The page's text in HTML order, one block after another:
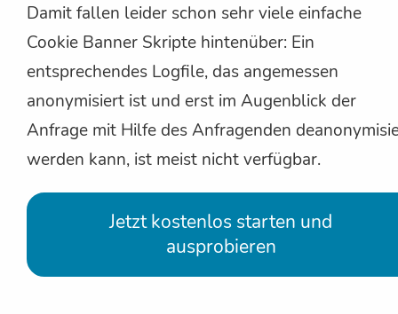
Damit fallen leider schon sehr viele einfache
Cookie Banner Skripte hintenüber: Ein
entsprechendes Logfile, das angemessen
anonymisiert ist und erst im Augenblick der
Anfrage mit Hilfe des Anfragenden
werden kann, ist meist nicht verfügbar.
Jetzt kostenlos starten und
ausprobieren